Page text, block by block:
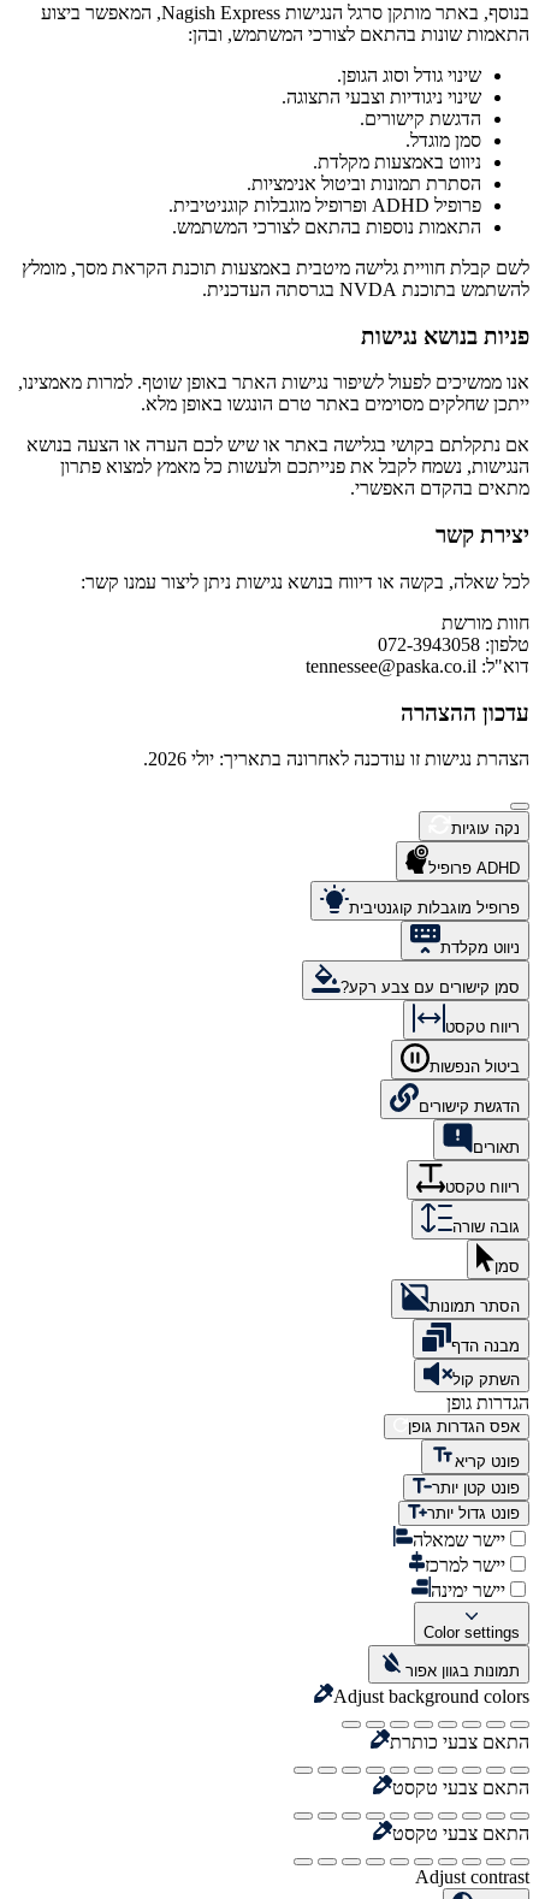
בנוסף, באתר מותקן סרגל הנגישות Nagish Express, המאפשר ביצוע
התאמות שונות בהתאם לצורכי המשתמש, ובהן:
שינוי גודל וסוג הגופן.
שינוי ניגודיות וצבעי התצוגה.
הדגשת קישורים.
סמן מוגדל.
ניווט באמצעות מקלדת.
הסתרת תמונות וביטול אנימציות.
פרופיל ADHD ופרופיל מוגבלות קוגניטיבית.
התאמות נוספות בהתאם לצורכי המשתמש.
לשם קבלת חוויית גלישה מיטבית באמצעות תוכנת הקראת מסך, מומלץ
להשתמש בתוכנת NVDA בגרסתה העדכנית.
פניות בנושא נגישות
אנו ממשיכים לפעול לשיפור נגישות האתר באופן שוטף. למרות מאמצינו,
ייתכן שחלקים מסוימים באתר טרם הונגשו באופן מלא.
אם נתקלתם בקושי בגלישה באתר או שיש לכם הערה או הצעה בנושא
הנגישות, נשמח לקבל את פנייתכם ולעשות כל מאמץ למצוא פתרון
מתאים בהקדם האפשרי.
יצירת קשר
לכל שאלה, בקשה או דיווח בנושא נגישות ניתן ליצור עמנו קשר:
חוות מורשת
טלפון: 072-3943058
דוא"ל: tennessee@paska.co.il
עדכון ההצהרה
הצהרת נגישות זו עודכנה לאחרונה בתאריך: יולי 2026.
נקה עוגיות
ADHD פרופיל
פרופיל מוגבלות קוגנטיבית
ניווט מקלדת
סמן קישורים עם צבע רקע?
ריווח טקסט
ביטול הנפשות
הדגשת קישורים
תאורים
ריווח טקסט
גובה שורה
סמן
הסתר תמונות
מבנה הדף
השתק קול
הגדרות גופן
אפס הגדרות גופן
פונט קריא
פונט קטן יותר
פונט גדול יותר
יישר שמאלה
יישר למרכז
יישר ימינה
Color settings
תמונות בגוון אפור
Adjust background colors
התאם צבעי כותרת
התאם צבעי טקסט
התאם צבעי טקסט
Adjust contrast